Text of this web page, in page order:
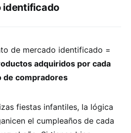
identificado
de mercado identificado =
adquiridos por cada
de compradores
fiestas infantiles, la lógica
el cumpleaños de cada